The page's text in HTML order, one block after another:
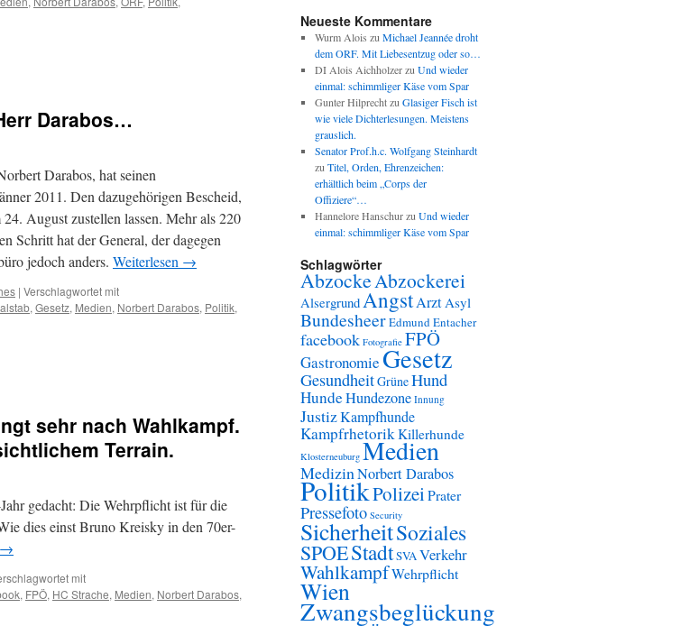
Darabos…
Darabos, hat seinen
2011. Den dazugehörigen Bescheid,
August zustellen lassen. Mehr als 220
Schritt hat der General, der dagegen
jedoch anders. Weiterlesen →
| Verschlagwortet mit
, Gesetz, Medien, Norbert Darabos, Politik,
sehr nach Wahlkampf.
Terrain.
gedacht: Die Wehrpflicht ist für die
dies einst Bruno Kreisky in den 70er-
→
mit
, FPÖ, HC Strache, Medien, Norbert Darabos,
Neueste Kommentare
Wurm Alois zu Michael Jeannée droht
dem ORF. Mit Liebesentzug oder so…
DI Alois Aichholzerzu Und wieder
einmal: schimmliger Käse vom Spar
Gunter Hilprechtzu Glasiger Fisch ist
wie viele Dichterlesungen. Meistens
grauslich.
Senator Prof.h.c. Wolfgang Steinhardt
zu Titel, Orden, Ehrenzeichen:
erhältlich beim „Corps der
Offiziere“…
Hannelore Hanschurzu Und wieder
einmal: schimmliger Käse vom Spar
Schlagwörter
AbzockeAbzockerei
AlsergrundAngstArztAsyl
BundesheerEdmund Entacher
facebook Fotografie FPÖ
GastronomieGesetz
GesundheitGrüneHund
HundeHundezone Innung
JustizKampfhunde
KampfrhetorikKillerhunde
Klosterneuburg Medien
MedizinNorbert Darabos
PolitikPolizeiPrater
Pressefoto Security
SicherheitSoziales
SPOEStadtSVAVerkehr
WahlkampfWehrpflicht
Wien
Zwangsbeglückung